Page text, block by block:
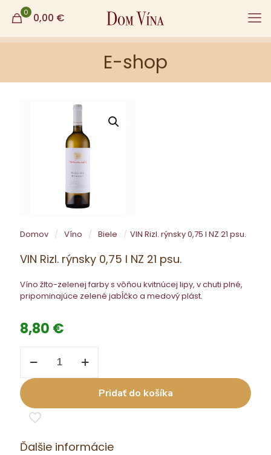
0 0,00 €
E-shop
Domov / Víno / Biele / VIN Rizl. rýnsky 0,75 l NZ 21 psu.
VIN Rizl. rýnsky 0,75 l NZ 21 psu.
Víno žlto-zelenej farby s vôňou kvitnúcej lipy, v chuti plné,
pripominajúce zelené jabĺčko a medový plást.
8,80 €
VIN
rýnsky
0,75
NZ
psu.
Pridať do košíka
Ďalšie informácie